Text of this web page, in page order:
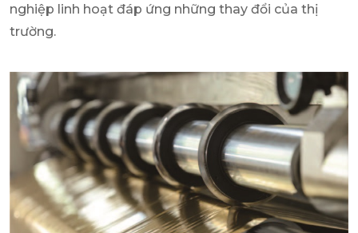
nghiệp linh hoạt đáp ứng những thay đổi của thị
trường.